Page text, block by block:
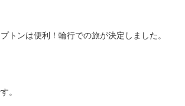
トンは便利！輪行での旅が決定しました。
。